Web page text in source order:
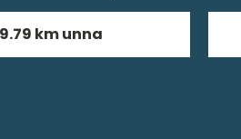
9.79 km unna